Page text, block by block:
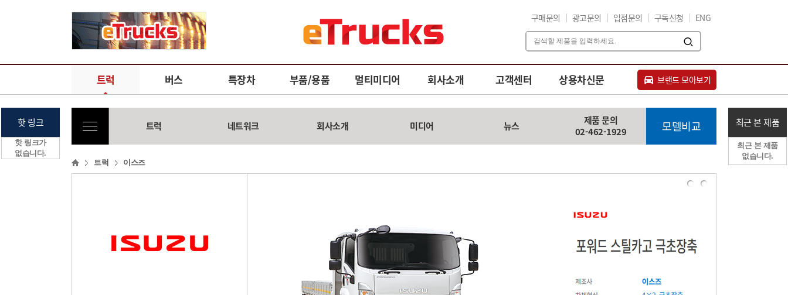
구매문의 광고문의 입점문의 구독신청 ENG
트럭 버스 특장차 부품/용품 멀티미디어 회사소개 고객센터 상용차신문 브랜드 모아보기
트럭 네트워크 회사소개 미디어 뉴스
제품 문의
02-462-1929
모델비교
트럭 이스즈
최근 본 제품
최근 본 제품
없습니다.
핫 링크
핫 링크가
없습니다.